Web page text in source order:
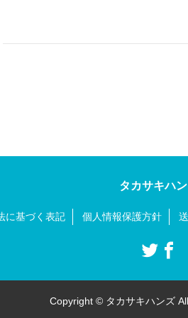
タカサキハ
に基づく表記 個人情報保護方針
Copyright © タカサキハンズ